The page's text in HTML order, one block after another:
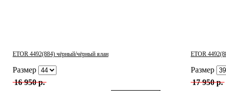
ETOR 4492(884) чёрный/чёрный ялан
Размер
16 950 р.
ETOR
Размер
17 950 р.